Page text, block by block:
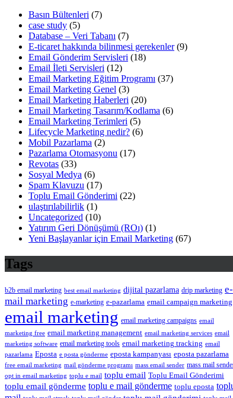
Basın Bültenleri (7)
case study (5)
Database – Veri Tabanı (7)
E-ticaret hakkında bilinmesi gerekenler(9)
Email Gönderim Servisleri (18)
Email İleti Servisleri (12)
Email Marketing Eğitim Programı (37)
Email Marketing Genel (3)
Email Marketing Haberleri (20)
Email Marketing Tasarım/Kodlama (6)
Email Marketing Terimleri (5)
Lifecycle Marketing nedir? (6)
Mobil Pazarlama (2)
Pazarlama Otomasyonu (17)
Revotas (33)
Sosyal Medya (6)
Spam Klavuzu (17)
Toplu Email Gönderimi (22)
ulaştırılabilirlik (1)
Uncategorized (10)
Yatırım Geri Dönüşümü (ROı) (1)
Yeni Başlayanlar için Email Marketing (67)
Tags
b2b email marketing best email marketing dijital pazarlama drip marketing e-
mail marketing e-marketing e-pazarlama email campaign marketing
email marketing email marketing campaigns email
marketing free email marketing management email marketing services email
marketing software email marketing tools email marketing tracking email
pazarlama Eposta e posta gönderme eposta kampanyası eposta pazarlama
free email marketing mail gönderme programı mass email sender mass mail
opt in email marketing toplu e mail toplu email Toplu Email Gönderimi
toplu email gönderme toplu e mail gönderme toplu eposta